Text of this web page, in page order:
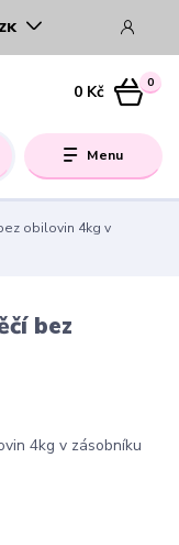
Menu
0
0 Kč
obilovin 4kg v
bez